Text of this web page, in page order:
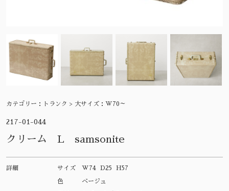
カテゴリー： トランク > 大サイズ：W70～
217-01-044
クリーム L samsonite
詳細 サイズ W74 D25 H57
色 ベージュ